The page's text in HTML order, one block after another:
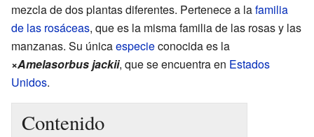
mezcla de dos plantas diferentes. Pertenece a lafamilia
de las rosáceas, que es la misma familia de las rosas y las
manzanas. Su únicaespecieconocida es la
×Amelasorbus jackii, que se encuentra en Estados
Unidos.
Contenido